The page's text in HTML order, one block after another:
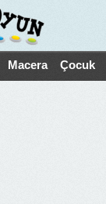
Macera Çocuk